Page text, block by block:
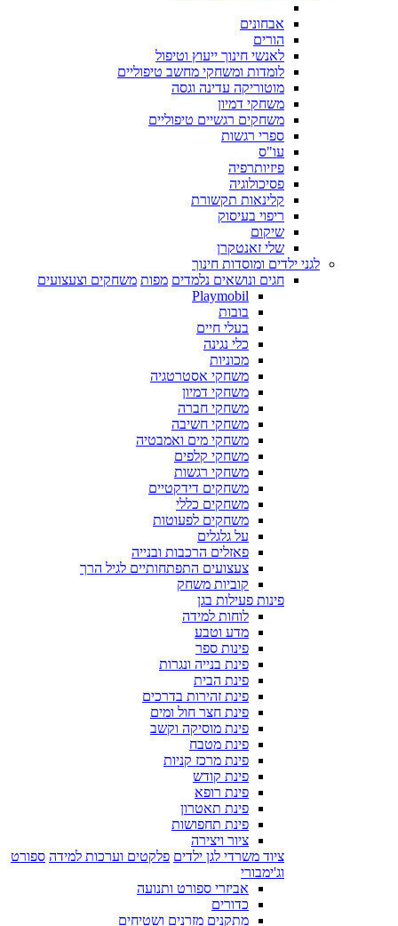
אבחונים
הורים
לאנשי חינוך ייעוץ וטיפול
לומדות ומשחקי מחשב טיפוליים
מוטוריקה עדינה וגסה
משחקי דמיון
משחקים רגשיים טיפוליים
ספרי רגשות
עו"ס
פיזיותרפיה
פסיכולוגיה
קלינאות תקשורת
ריפוי בעיסוק
שיקום
שלי זאנטקרן
לגני ילדים ומוסדות חינוך
חגים ונושאים נלמדים מפות משחקים וצעצועים
Playmobil
בובות
בעלי חיים
כלי נגינה
מכוניות
משחקי אסטרטגיה
משחקי דמיון
משחקי חברה
משחקי חשיבה
משחקי מים ואמבטיה
משחקי קלפים
משחקי רגשות
משחקים דידקטיים
משחקים כללי
משחקים לפעוטות
על גלגלים
פאזלים הרכבות ובנייה
צעצועים התפתחותיים לגיל הרך
קוביות משחק
פינות פעילות בגן
לוחות למידה
מדע וטבע
פינות ספר
פינת בנייה ונגרות
פינת הבית
פינת זהירות בדרכים
פינת חצר חול ומים
פינת מוסיקה וקשב
פינת מטבח
פינת מרכז קניות
פינת קודש
פינת רופא
פינת תאטרון
פינת תחפושות
ציור ויצירה
ציוד משרדי לגן ילדים פלקטים וערכות למידה ספורט
וג'ימבורי
אביזרי ספורט ותנועה
כדורים
מתקנים מזרנים ושטיחים